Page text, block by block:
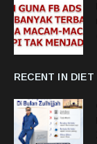
RECENT IN DIET